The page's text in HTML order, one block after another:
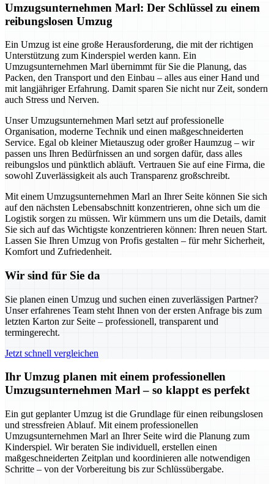
Umzugsunternehmen Marl: Der Schlüssel zu einem
reibungslosen Umzug
Ein Umzug ist eine große Herausforderung, die mit der richtigen
Unterstützung zum Kinderspiel werden kann. Ein
Umzugsunternehmen Marl übernimmt für Sie die Planung, das
Packen, den Transport und den Einbau – alles aus einer Hand und
mit langjähriger Erfahrung. Damit sparen Sie nicht nur Zeit, sondern
auch Stress und Nerven.
Unser Umzugsunternehmen Marl setzt auf professionelle
Organisation, moderne Technik und einen maßgeschneiderten
Service. Egal ob kleiner Mietauszug oder großer Haumzug – wir
passen uns Ihren Bedürfnissen an und sorgen dafür, dass alles
reibungslos und pünktlich abläuft. Vertrauen Sie auf eine Firma, die
sowohl Zuverlässigkeit als auch Transparenz großschreibt.
Mit einem Umzugsunternehmen Marl an Ihrer Seite können Sie sich
auf den nächsten Lebensabschnitt konzentrieren, ohne sich um die
Logistik sorgen zu müssen. Wir kümmern uns um die Details, damit
Sie sich auf das Wichtigste konzentrieren können: Ihren neuen Start.
Lassen Sie Ihren Umzug von Profis gestalten – für mehr Sicherheit,
Komfort und Zufriedenheit.
Wir sind für Sie da
Sie planen einen Umzug und suchen einen zuverlässigen Partner?
Unser erfahrenes Team steht Ihnen von der ersten Anfrage bis zum
letzten Karton zur Seite – professionell, transparent und
termingerecht.
Jetzt schnell vergleichen
Ihr Umzug planen mit einem professionellen
Umzugsunternehmen Marl – so klappt es perfekt
Ein gut geplanter Umzug ist die Grundlage für einen reibungslosen
und stressfreien Ablauf. Mit einem professionellen
Umzugsunternehmen Marl an Ihrer Seite wird die Planung zum
Kinderspiel. Wir beraten Sie individuell, erstellen einen
maßgeschneiderten Zeitplan und koordinieren alle notwendigen
Schritte – von der Vorbereitung bis zur Schlüssübergabe.